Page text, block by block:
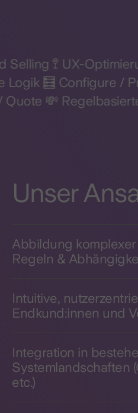
Selling 🚏 UX-
🧮 Configure /
Quote 💸
Unser
Abbildung
Regeln &
Intuitive,
Endkund:innen und
Integration in
Systemlandschaften
etc.)